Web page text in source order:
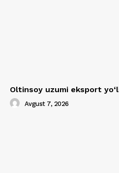
Oltinsoy uzumi eksport
Avgust 7, 2026